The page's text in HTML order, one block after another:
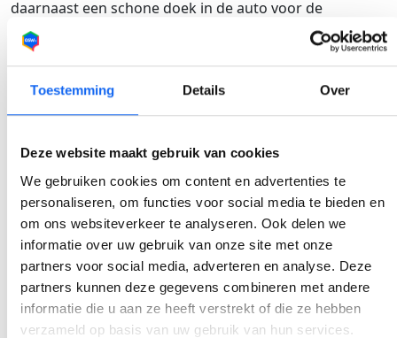
Toestemming Details Over
Deze website maakt gebruik van cookies
We gebruiken cookies om content en advertenties te
personaliseren, om functies voor social media te bieden en
om ons websiteverkeer te analyseren. Ook delen we
informatie over uw gebruik van onze site met onze
partners voor social media, adverteren en analyse. Deze
partners kunnen deze gegevens combineren met andere
informatie die u aan ze heeft verstrekt of die ze hebben
verzameld op basis van uw gebruik van hun services.
daarnaast een schone doek in de auto voor de
binnenkant van de ruiten. Strepen op je autoruit
belemmeren het zicht extra, zeker als de zon laagstaat.
Installeer een zonneklep op je auto.
Sommige auto’s
ook zelf kopen en (laten) installeren. Het is wellicht niet
aankomt op de zichtbaarheid in je auto.
Inhoudsopgave
De beste zonnebril voor in de auto